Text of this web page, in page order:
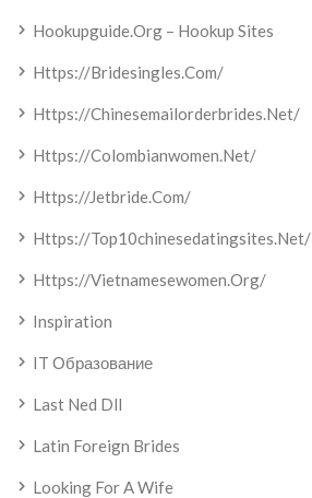
Hookupguide.org – Hookup Sites
Https://bridesingles.com/
Https://chinesemailorderbrides.net/
Https://colombianwomen.net/
Https://jetbride.com/
Https://top10chinesedatingsites.net/
Https://vietnamesewomen.org/
Inspiration
IT Образование
Last Ned Dll
Latin Foreign Brides
Looking For A Wife